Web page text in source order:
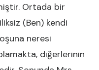
Ortada bir
(Ben) kendi
neresi
diğerlerinin